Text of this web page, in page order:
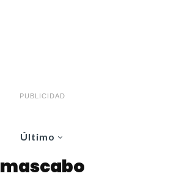
PUBLICIDAD
Último
mascabo